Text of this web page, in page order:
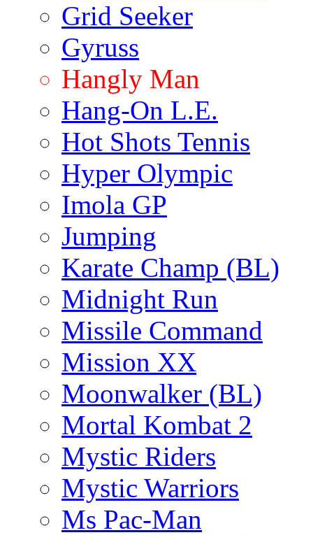
Grid Seeker
Gyruss
Hangly Man
Hang-On L.E.
Hot Shots Tennis
Hyper Olympic
Imola GP
Jumping
Karate Champ (BL)
Midnight Run
Missile Command
Mission XX
Moonwalker (BL)
Mortal Kombat 2
Mystic Riders
Mystic Warriors
Ms Pac-Man